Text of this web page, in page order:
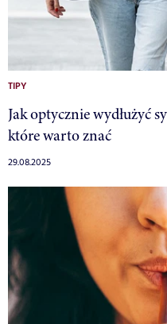
TIPY
Jak optycznie wydłużyć
które warto znać
29.08.2025